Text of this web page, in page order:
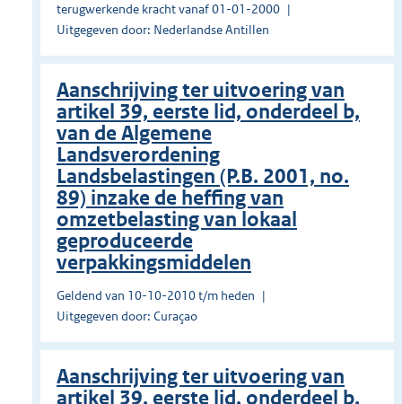
terugwerkende kracht vanaf 01-01-2000
Uitgegeven door: Nederlandse Antillen
Aanschrijving ter uitvoering van
artikel 39, eerste lid, onderdeel b,
van de Algemene
Landsverordening
Landsbelastingen (P.B. 2001, no.
89) inzake de heffing van
omzetbelasting van lokaal
geproduceerde
verpakkingsmiddelen
Geldend van 10-10-2010 t/m heden
Uitgegeven door: Curaçao
Aanschrijving ter uitvoering van
artikel 39, eerste lid, onderdeel b,